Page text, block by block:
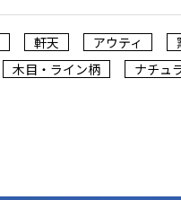
軒天 アウティ
木目・ライン柄
ナチュ